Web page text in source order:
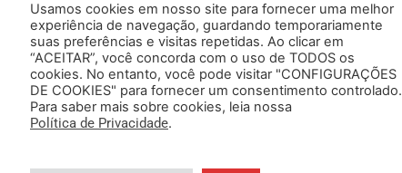
DATA-BASE 2024: MEDIAÇÃO COM
EPTC ACABA EM IMPASSE
Contando com a presença de representantes do
Ministério Público do Trabalho (MPT), aconteceu
mais uma mesa de mediação entre SEMAPI e
EPTC pela data-base 2024.
Usamos cookies em nosso site para fornecer uma melhor
experiência de navegação, guardando temporariamente
suas preferências e visitas repetidas. Ao clicar em
“ACEITAR”, você concorda com o uso de TODOS os
cookies. No entanto, você pode visitar "CONFIGURAÇÕES
DE COOKIES" para fornecer um consentimento controlado.
Para saber mais sobre cookies, leia nossa
Política de Privacidade.